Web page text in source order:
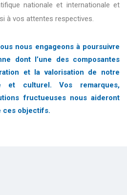
nationale et internationale et
à vos attentes respectives.
nous engageons à poursuivre
dont l’une des composantes
et la valorisation de notre
et culturel. Vos remarques,
fructueuses nous aideront
ces objectifs.